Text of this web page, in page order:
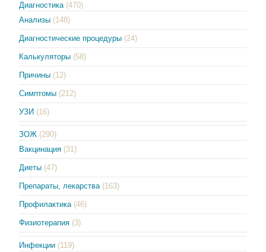
Диагностика (470)
Анализы (148)
Диагностические процедуры (24)
Калькуляторы (58)
Причины (12)
Симптомы (212)
УЗИ (16)
ЗОЖ (290)
Вакцинация (31)
Диеты (47)
Препараты, лекарства (163)
Профилактика (46)
Физиотерапия (3)
Инфекции (119)